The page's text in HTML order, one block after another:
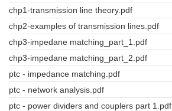
chp1-transmission line theory.pdf
chp2-examples of transmission lines.pdf
chp3-impedane matching_part_1.pdf
chp3-impedane matching_part_2.pdf
ptc - impedance matching.pdf
ptc - network analysis.pdf
ptc - power dividers and couplers part 1.pdf